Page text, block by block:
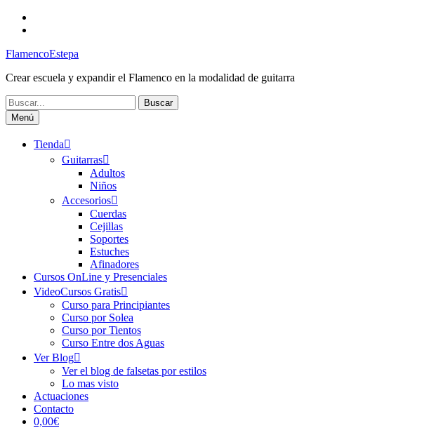
Saltar
FlamencoEstepa
Crear escuela y expandir el Flamenco en la modalidad de guitarra
Buscar:
Menú
Tienda
Guitarras
Adultos
Niños
Accesorios
Cuerdas
Cejillas
Soportes
Estuches
Afinadores
Cursos OnLine y Presenciales
VideoCursos Gratis
Curso para Principiantes
Curso por Solea
Curso por Tientos
Curso Entre dos Aguas
Ver Blog
Ver el blog de falsetas por estilos
Lo mas visto
Actuaciones
Contacto
0,00€